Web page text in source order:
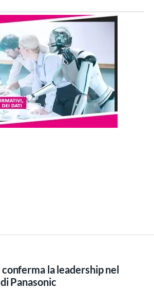
la leadership nel
Panasonic